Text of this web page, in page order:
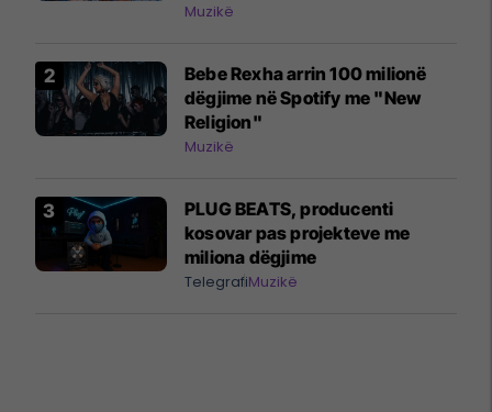
Muzikë
Bebe Rexha arrin 100 milionë
dëgjime në Spotify me "New
Religion"
Muzikë
PLUG BEATS, producenti
kosovar pas projekteve me
miliona dëgjime
TelegrafiMuzikë